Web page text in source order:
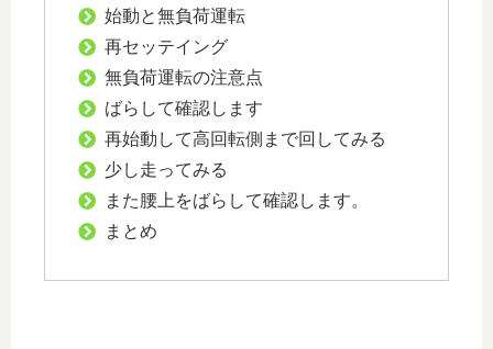
始動と無負荷運転
再セッテイング
無負荷運転の注意点
ばらして確認します
再始動して高回転側まで回してみる
少し走ってみる
また腰上をばらして確認します。
まとめ